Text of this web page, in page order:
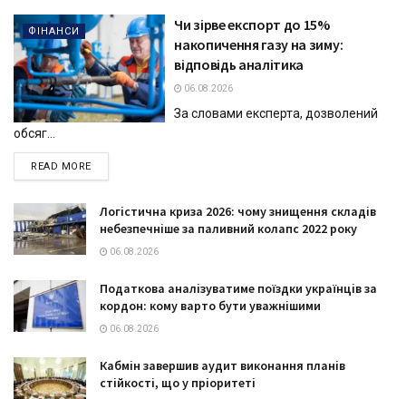
ФІНАНСИ
Чи зірве експорт до 15%
накопичення газу на зиму:
відповідь аналітика
06.08.2026
За словами експерта, дозволений
обсяг...
READ MOREDETAILS
Логістична криза 2026: чому знищення складів
небезпечніше за паливний колапс 2022 року
06.08.2026
Податкова аналізуватиме поїздки українців за
кордон: кому варто бути уважнішими
06.08.2026
Кабмін завершив аудит виконання планів
стійкості, що у пріоритеті